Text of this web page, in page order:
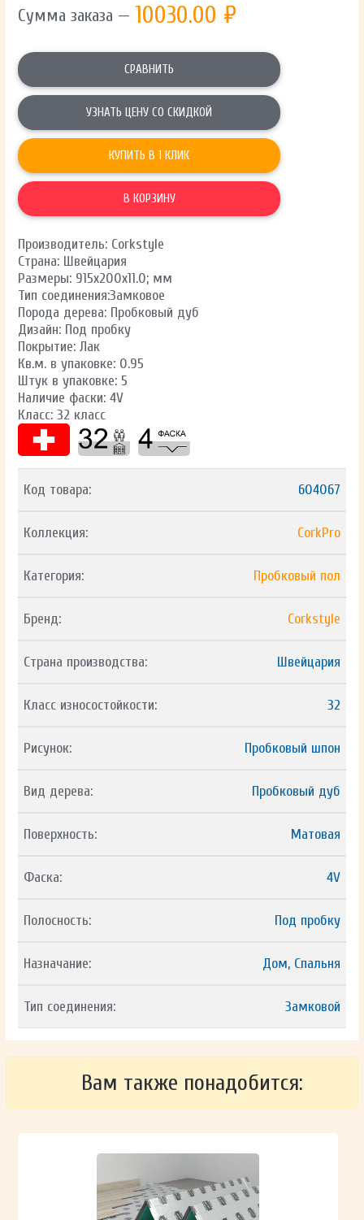
Сумма заказа — 10030.00 ₽
СРАВНИТЬ
УЗНАТЬ ЦЕНУ СО СКИДКОЙ
КУПИТЬ В 1 КЛИК
В КОРЗИНУ
Производитель: Corkstyle
Страна: Швейцария
Размеры: 915х200х11.0; мм
Тип соединения:Замковое
Порода дерева: Пробковый дуб
Дизайн: Под пробку
Покрытие: Лак
Кв.м. в упаковке: 0.95
Штук в упаковке: 5
Наличие фаски: 4V
Класс: 32 класс
Код товара: 604067
Коллекция: CorkPro
Категория: Пробковый пол
Бренд: Corkstyle
Страна производства: Швейцария
Класс износостойкости: 32
Рисунок: Пробковый шпон
Вид дерева: Пробковый дуб
Поверхность: Матовая
Фаска: 4V
Полосность: Под пробку
Назначание: Дом, Спальня
Тип соединения: Замковой
Вам также понадобится: